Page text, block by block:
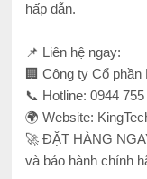
hấp dẫn.
📌 Liên hệ ngay:
🏢 Công ty Cổ
📞 Hotline: 0944
🌍 Website:
🚀 ĐẶT HÀNG
và bảo hành chính